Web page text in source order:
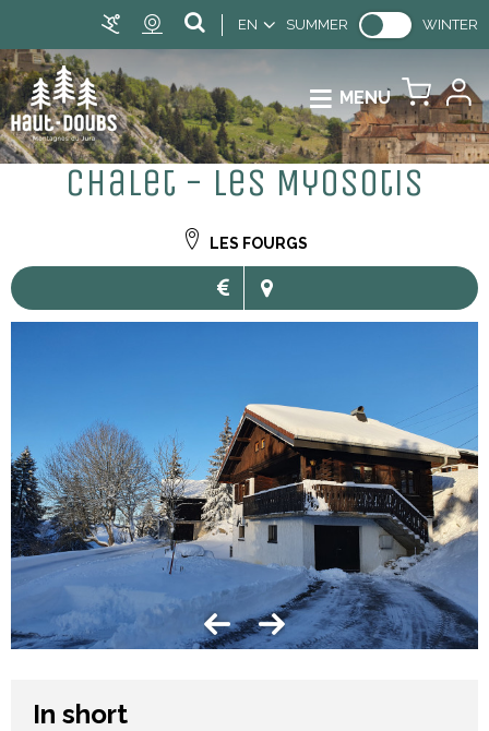
EN SUMMER WINTER
MENU
Chalet - Les Myosotis
LES FOURGS
In short